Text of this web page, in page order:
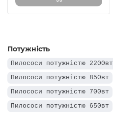
Потужність
Пилососи потужністю 2200вт
Пилососи потужністю 850вт
Пилососи потужністю 700вт
Пилососи потужністю 650вт